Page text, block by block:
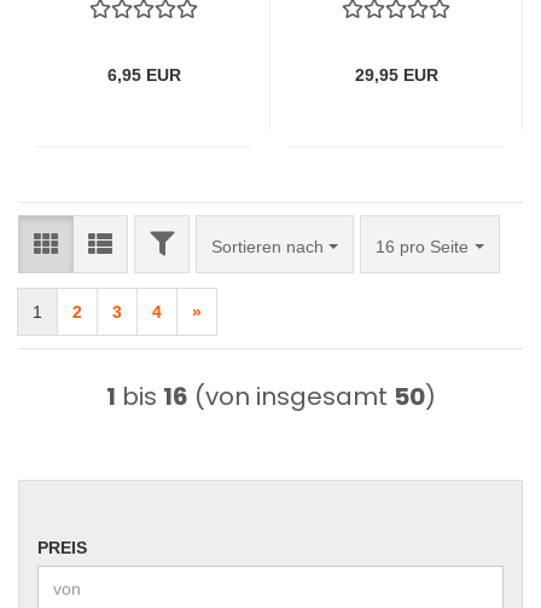
6,95 EUR 29,95 EUR
FILTERSortieren nach
Sortieren nach 16 pro Seite
pro Seite
1 2 3 4 »
1 bis 16 (von insgesamt 50)
PREIS
PREIS
Preis bis